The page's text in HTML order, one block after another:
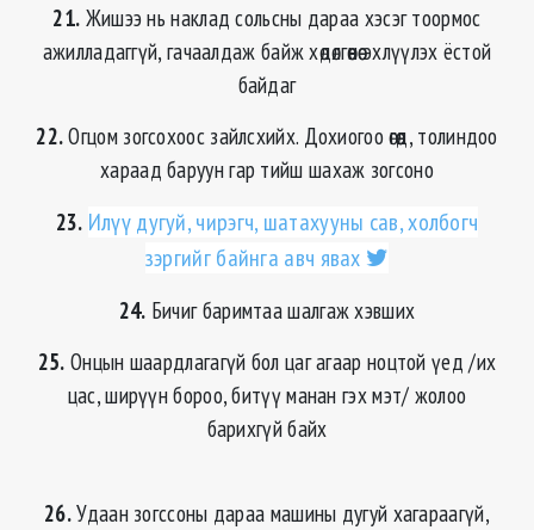
21. Жишээ нь наклад сольсны дараа хэсэг тоормос
ажилладаггүй, гачаалдаж байж хөдөлгөөнөө эхлүүлэх ёстой
байдаг
22.Огцом зогсохоос зайлсхийх. Дохиогоо өгөөд, толиндоо
хараад баруун гар тийш шахаж зогсоно
23. Илүү дугуй, чирэгч, шатахууны сав, холбогч
зэргийг байнга авч явах
24. Бичиг баримтаа шалгаж хэвших
25. Онцын шаардлагагүй бол цаг агаар ноцтой үед /их
цас, ширүүн бороо, битүү манан гэх мэт/ жолоо
барихгүй байх
26.Удаан зогссоны дараа машины дугуй хагараагүй,